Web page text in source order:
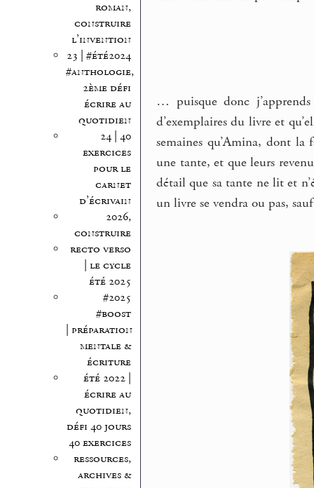
roman,
construire
l’invention
23 | #été2024
#anthologie,
2ème défi
écrire au
quotidien
24 | 40
exercices
pour le
carnet
d’écrivain
2026,
construire
recto verso
| le cycle
été 2025
#2025
#boost
| préparation
mentale &
écriture
été 2022 |
écrire au
quotidien,
défi 40 jours
40 exercices
ressources,
archives &
… puisque donc
d’exemplaires du livre et
semaines qu’Amina, dont
une tante, et que leurs
détail que sa tante ne lit et
un livre se vendra ou pas,